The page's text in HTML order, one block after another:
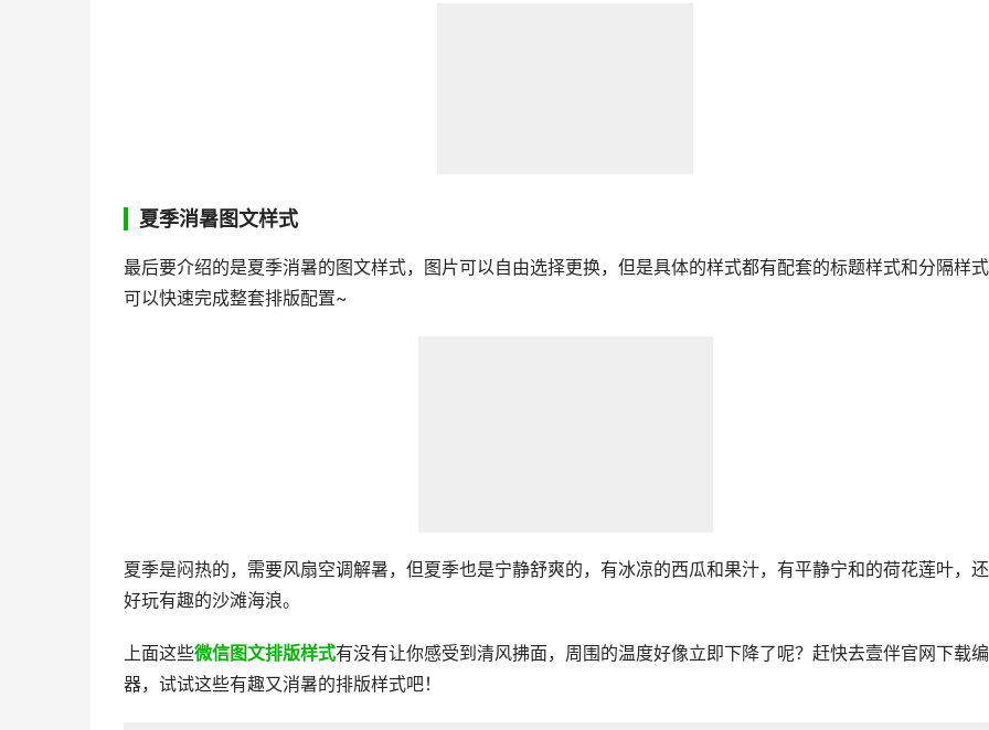
夏季消暑图文样式
最后要介绍的是夏季消暑的图文样式，图片可以自由选择更换，但是具体的样式都有配套的标题样式和分隔样
可以快速完成整套排版配置~
夏季是闷热的，需要风扇空调解暑，但夏季也是宁静舒爽的，有冰凉的西瓜和果汁，有平静宁和的荷花莲叶，
好玩有趣的沙滩海浪。
上面这些微信图文排版样式有没有让你感受到清风拂面，周围的温度好像立即下降了呢？赶快去壹伴官网下载
器，试试这些有趣又消暑的排版样式吧！